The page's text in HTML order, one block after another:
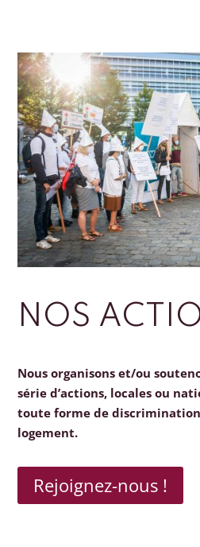
NOS
Nous organisons et/ou
série d’actions, locales ou
toute forme de
logement.
Rejoignez-nous !